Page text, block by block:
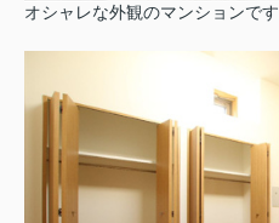
オシャレな外観のマンションです